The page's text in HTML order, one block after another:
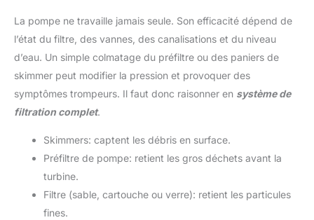
La pompe ne travaille jamais seule. Son efficacité dépend de
l’état du filtre, des vannes, des canalisations et du niveau
d’eau. Un simple colmatage du préfiltre ou des paniers de
skimmer peut modifier la pression et provoquer des
symptômes trompeurs. Il faut donc raisonner en système de
filtration complet.
Skimmers: captent les débris en surface.
Préfiltre de pompe: retient les gros déchets avant la
turbine.
Filtre (sable, cartouche ou verre): retient les particules
fines.